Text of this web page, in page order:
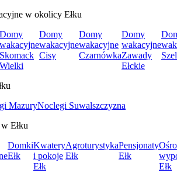
w okolicy Ełku
Domy
wakacyjne
Skomack
Wielki
Domy
wakacyjne
Cisy
Domy
wakacyjne
Czarnówka
Domy
wakacyjne
Zawady
Ełckie
MazuryNoclegi Suwalszczyzna
Ełku
Domki
Ełk
Kwatery
i pokoje
Ełk
Agroturystyka
Ełk
Pensjonaty
Ełk
Ełk